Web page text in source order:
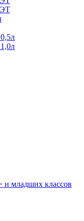
и младших классов